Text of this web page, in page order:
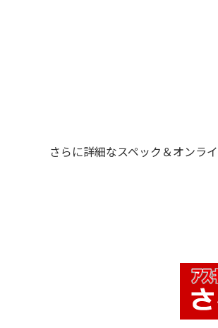
さらに詳細なスペック＆オンラ